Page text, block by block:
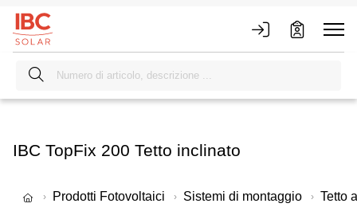
IBC TopFix 200 Tetto inclinato
Prodotti Fotovoltaici Sistemi di montaggio Tetto